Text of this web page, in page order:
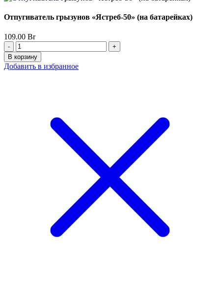
Отпугиватель грызунов «Ястреб-50» (на батарейках)
109.00 Br
Количество
товара
Отпугиватель
грызунов
В корзину
Добавить в избранное